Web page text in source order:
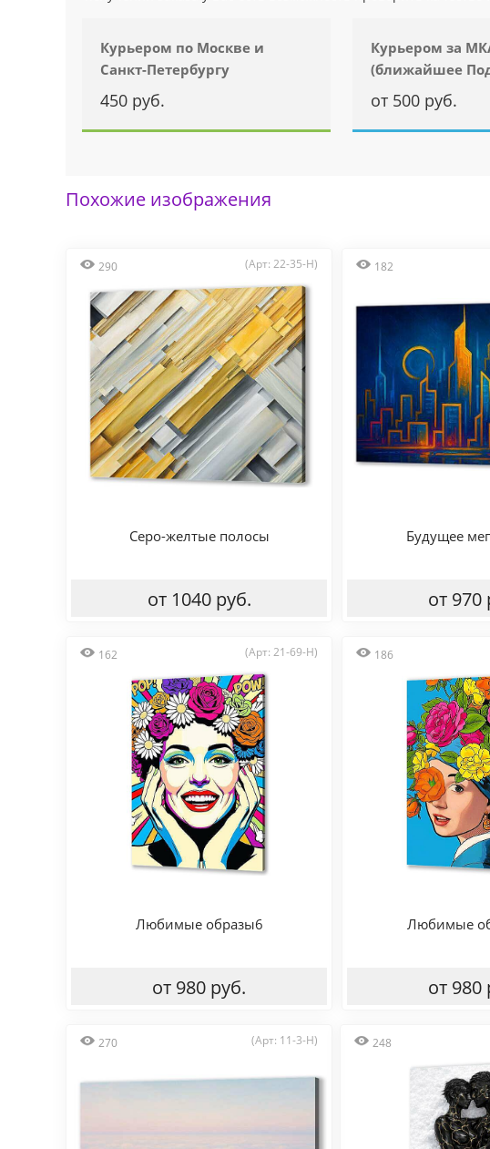
Курьером по Москве и
Санкт-Петербургу
450 руб.
Курьером за
(ближайшее
от 500 руб.
Похожие изображения
290 (Арт: 22-35-H)
Серо-желтые полосы
от 1040 руб.
182
Будущее
от 970
162 (Арт: 21-69-H)
Любимые образы6
от 980 руб.
186
Любимые
от 980
270 (Арт: 11-3-H) 248